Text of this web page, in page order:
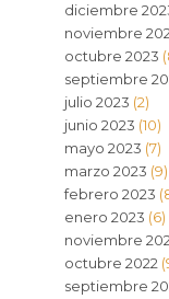
diciembre
noviembre
octubre 2023
septiembre
julio 2023 (2)
junio 2023 (10)
mayo 2023 (7)
marzo 2023 (9)
febrero 2023
enero 2023 (6)
noviembre
octubre 2022
septiembre